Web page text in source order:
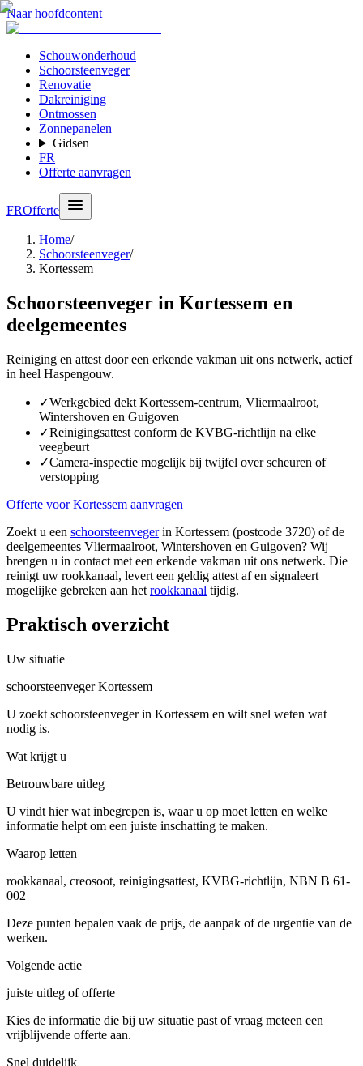
Naar hoofdcontent
Schouwonderhoud
Schoorsteenveger
Renovatie
Dakreiniging
Ontmossen
Zonnepanelen
Gidsen
FR
Offerte aanvragen
FROfferte
Home/
Schoorsteenveger/
Kortessem
Schoorsteenveger in Kortessem en
deelgemeentes
Reiniging en attest door een erkende vakman uit ons netwerk, actief
in heel Haspengouw.
✓Werkgebied dekt Kortessem-centrum, Vliermaalroot,
Wintershoven en Guigoven
✓Reinigingsattest conform de KVBG-richtlijn na elke
veegbeurt
✓Camera-inspectie mogelijk bij twijfel over scheuren of
verstopping
Offerte voor Kortessem aanvragen
Zoekt u een schoorsteenvegerin Kortessem (postcode 3720) of de
deelgemeentes Vliermaalroot, Wintershoven en Guigoven? Wij
brengen u in contact met een erkende vakman uit ons netwerk. Die
reinigt uw rookkanaal, levert een geldig attest af en signaleert
mogelijke gebreken aan het rookkanaal tijdig.
Praktisch overzicht
Uw situatie
schoorsteenveger Kortessem
U zoekt schoorsteenveger in Kortessem en wilt snel weten wat
nodig is.
Wat krijgt u
Betrouwbare uitleg
U vindt hier wat inbegrepen is, waar u op moet letten en welke
informatie helpt om een juiste inschatting te maken.
Waarop letten
rookkanaal, creosoot, reinigingsattest, KVBG-richtlijn, NBN B 61-
002
Deze punten bepalen vaak de prijs, de aanpak of de urgentie van de
werken.
Volgende actie
juiste uitleg of offerte
Kies de informatie die bij uw situatie past of vraag meteen een
vrijblijvende offerte aan.
Snel duidelijk